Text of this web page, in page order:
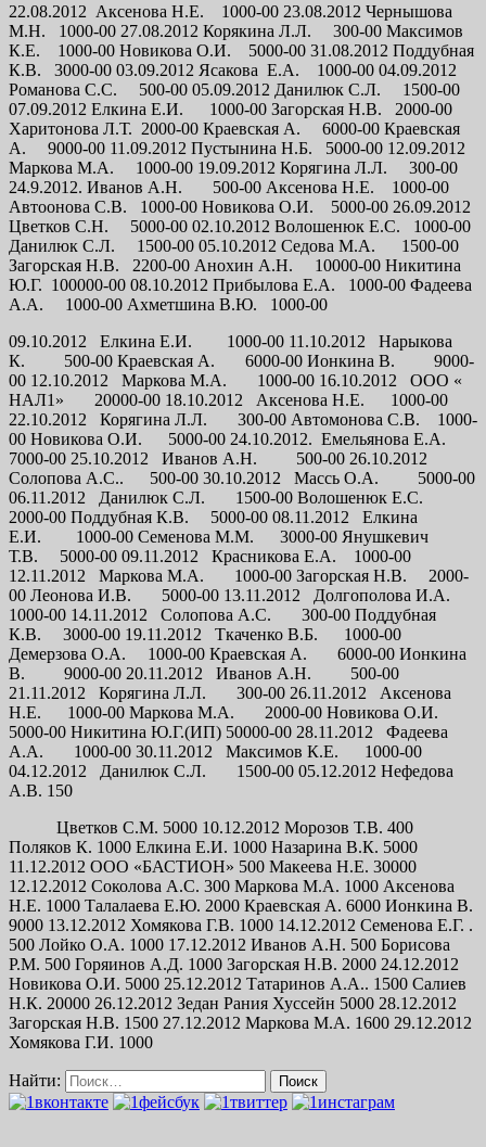
22.08.2012 Аксенова Н.Е. 1000-00 23.08.2012 Чернышова
М.Н. 1000-00 27.08.2012 Корякина Л.Л. 300-00 Максимов
К.Е. 1000-00 Новикова О.И. 5000-00 31.08.2012 Поддубная
К.В. 3000-00 03.09.2012 Ясакова Е.А. 1000-00 04.09.2012
Романова С.С. 500-00 05.09.2012 Данилюк С.Л. 1500-00
07.09.2012 Елкина Е.И. 1000-00 Загорская Н.В. 2000-00
Харитонова Л.Т. 2000-00 Краевская А. 6000-00 Краевская
А. 9000-00 11.09.2012 Пустынина Н.Б. 5000-00 12.09.2012
Маркова М.А. 1000-00 19.09.2012 Корягина Л.Л. 300-00
24.9.2012. Иванов А.Н. 500-00 Аксенова Н.Е. 1000-00
Автоонова С.В. 1000-00 Новикова О.И. 5000-00 26.09.2012
Цветков С.Н. 5000-00 02.10.2012 Волошенюк Е.С. 1000-00
Данилюк С.Л. 1500-00 05.10.2012 Седова М.А. 1500-00
Загорская Н.В. 2200-00 Анохин А.Н. 10000-00 Никитина
Ю.Г. 100000-00 08.10.2012 Прибылова Е.А. 1000-00 Фадеева
А.А. 1000-00 Ахметшина В.Ю. 1000-00
09.10.2012 Елкина Е.И. 1000-00 11.10.2012 Нарыкова
К. 500-00 Краевская А. 6000-00 Ионкина В. 9000-
00 12.10.2012 Маркова М.А. 1000-00 16.10.2012 ООО «
НАЛ1» 20000-00 18.10.2012 Аксенова Н.Е. 1000-00
22.10.2012 Корягина Л.Л. 300-00 Автомонова С.В. 1000-
00 Новикова О.И. 5000-00 24.10.2012. Емельянова Е.А.
7000-00 25.10.2012 Иванов А.Н. 500-00 26.10.2012
Солопова А.С.. 500-00 30.10.2012 Массь О.А. 5000-00
06.11.2012 Данилюк С.Л. 1500-00 Волошенюк Е.С.
2000-00 Поддубная К.В. 5000-00 08.11.2012 Елкина
Е.И. 1000-00 Семенова М.М. 3000-00 Янушкевич
Т.В. 5000-00 09.11.2012 Красникова Е.А. 1000-00
12.11.2012 Маркова М.А. 1000-00 Загорская Н.В. 2000-
00 Леонова И.В. 5000-00 13.11.2012 Долгополова И.А.
1000-00 14.11.2012 Солопова А.С. 300-00 Поддубная
К.В. 3000-00 19.11.2012 Ткаченко В.Б. 1000-00
Демерзова О.А. 1000-00 Краевская А. 6000-00 Ионкина
В. 9000-00 20.11.2012 Иванов А.Н. 500-00
21.11.2012 Корягина Л.Л. 300-00 26.11.2012 Аксенова
Н.Е. 1000-00 Маркова М.А. 2000-00 Новикова О.И.
5000-00 Никитина Ю.Г.(ИП) 50000-00 28.11.2012 Фадеева
А.А. 1000-00 30.11.2012 Максимов К.Е. 1000-00
04.12.2012 Данилюк С.Л. 1500-00 05.12.2012 Нефедова
А.В. 150
Цветков С.М. 5000 10.12.2012 Морозов Т.В. 400
Поляков К. 1000 Елкина Е.И. 1000 Назарина В.К. 5000
11.12.2012 ООО «БАСТИОН» 500 Макеева Н.Е. 30000
12.12.2012 Соколова А.С. 300 Маркова М.А. 1000 Аксенова
Н.Е. 1000 Талалаева Е.Ю. 2000 Краевская А. 6000 Ионкина В.
9000 13.12.2012 Хомякова Г.В. 1000 14.12.2012 Семенова Е.Г. .
500 Лойко О.А. 1000 17.12.2012 Иванов А.Н. 500 Борисова
Р.М. 500 Горяинов А.Д. 1000 Загорская Н.В. 2000 24.12.2012
Новикова О.И. 5000 25.12.2012 Татаринов А.А.. 1500 Салиев
Н.К. 20000 26.12.2012 Зедан Рания Хуссейн 5000 28.12.2012
Загорская Н.В. 1500 27.12.2012 Маркова М.А. 1600 29.12.2012
Хомякова Г.И. 1000
Найти: